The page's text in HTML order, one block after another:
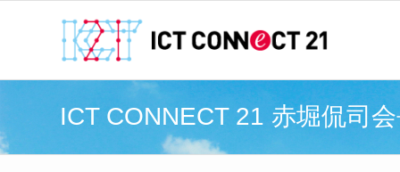
ICT CONNECT 21 赤堀侃司会